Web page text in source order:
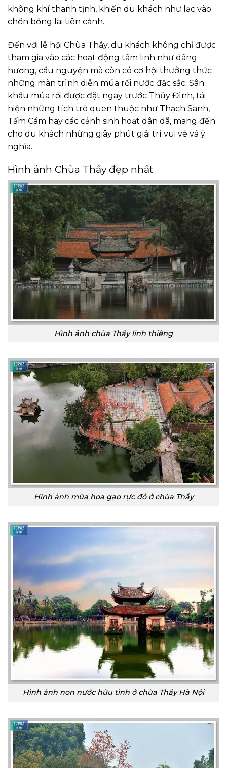
không khí thanh tịnh, khiến du khách như lạc vào
chốn bồng lai tiên cảnh.
Đến với lễ hội Chùa Thầy, du khách không chỉ được
tham gia vào các hoạt động tâm linh như dâng
hương, cầu nguyện mà còn có cơ hội thưởng thức
những màn trình diễn múa rối nước đặc sắc. Sân
khấu múa rối được đặt ngay trước Thủy Đình, tái
hiện những tích trò quen thuộc như Thạch Sanh,
Tấm Cám hay các cảnh sinh hoạt dân dã, mang đến
cho du khách những giây phút giải trí vui vẻ và ý
nghĩa.
Hình ảnh Chùa Thầy đẹp nhất
Hình ảnh chùa Thầy linh thiêng
Hình ảnh mùa hoa gạo rực đỏ ở chùa Thầy
Hình ảnh non nước hữu tình ở chùa Thầy Hà Nội